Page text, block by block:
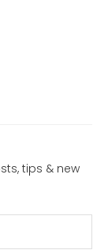
tips & new